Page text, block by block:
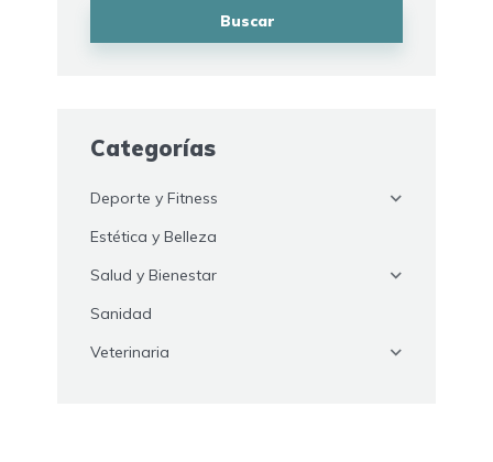
Buscar
Categorías
Deporte y Fitness
Estética y Belleza
Salud y Bienestar
Sanidad
Veterinaria